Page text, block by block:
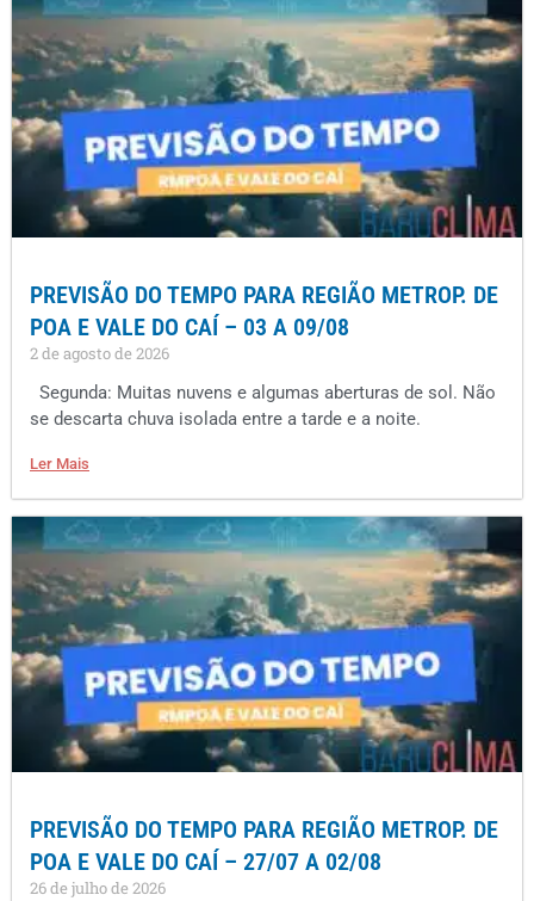
PREVISÃO DO TEMPO PARA REGIÃO METROP. DE
POA E VALE DO CAÍ – 03 A 09/08
2 de agosto de 2026
Segunda: Muitas nuvens e algumas aberturas de sol. Não
se descarta chuva isolada entre a tarde e a noite.
Ler Mais
PREVISÃO DO TEMPO PARA REGIÃO METROP. DE
POA E VALE DO CAÍ – 27/07 A 02/08
26 de julho de 2026